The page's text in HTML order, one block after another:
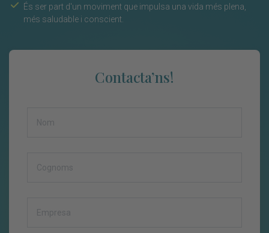
És ser part d'un moviment que impulsa una vida més plena,
més saludable i conscient.
Contacta’ns!